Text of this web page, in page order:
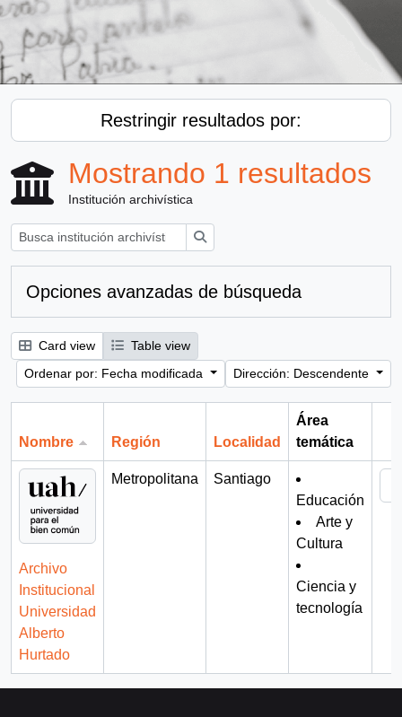
Restringir resultados por:
Mostrando 1 resultados
Institución archivística
Opciones avanzadas de búsqueda
Card view
Table view
Ordenar por: Fecha modificada
Dirección: Descendente
Nombre Región Localidad
Área
temática
Archivo
Institucional
Universidad
Alberto
Hurtado
Metropolitana
Santiago
Educación
Arte y
Cultura
Ciencia y
tecnología